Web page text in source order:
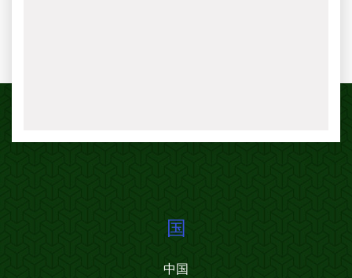
国
中国